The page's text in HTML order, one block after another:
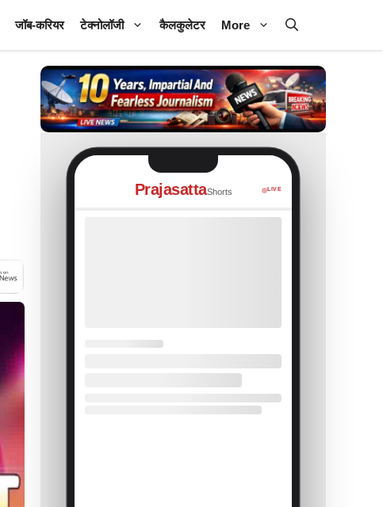
जॉब-करियर टेक्नोलॉजी कैलकुलेटर More
PrajasattaShorts LIVE